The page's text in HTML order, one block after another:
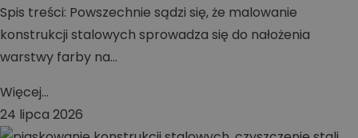
Spis treści: Powszechnie sądzi się, że malowanie
konstrukcji stalowych sprowadza się do nałożenia
warstwy farby na...
Więcej...
24 lipca 2026